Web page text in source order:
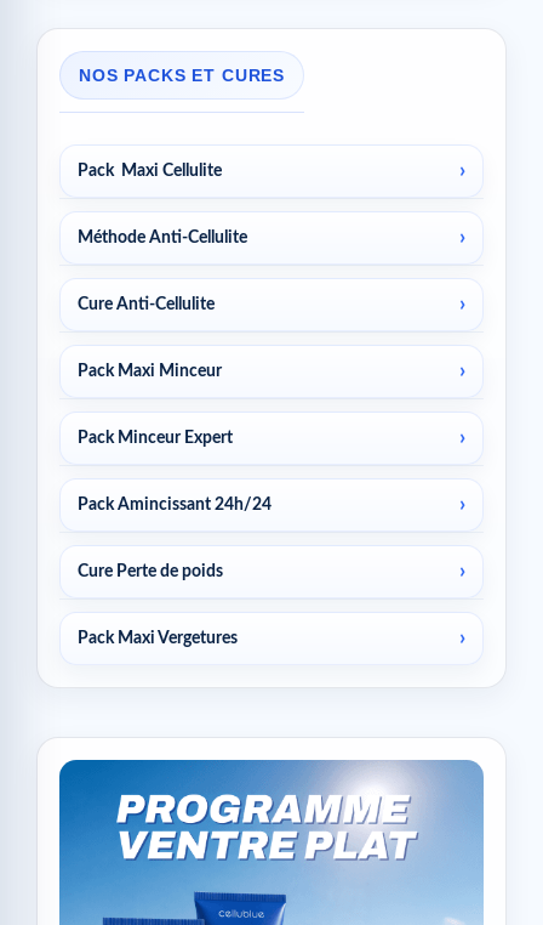
NOS PACKS ET CURES
Pack Maxi Cellulite
Méthode Anti-Cellulite
Cure Anti-Cellulite
Pack Maxi Minceur
Pack Minceur Expert
Pack Amincissant 24h/24
Cure Perte de poids
Pack Maxi Vergetures